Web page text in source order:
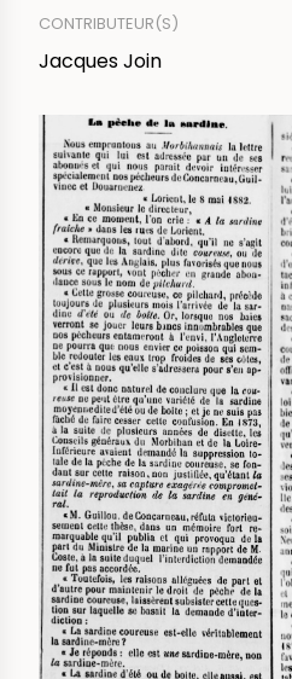
CONTRIBUTEUR(S)
Jacques Join
IMAGE